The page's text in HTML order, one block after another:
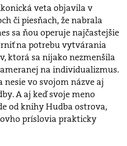
veta objavila v
či piesňach, že nabrala
sa ňou operuje najčastejšie
na potrebu vytvárania
ktorá sa nijako nezmenšila
na individualizmus.
vo svojom názve aj
A aj keď svoje meno
od knihy Hudba ostrova,
príslovia prakticky